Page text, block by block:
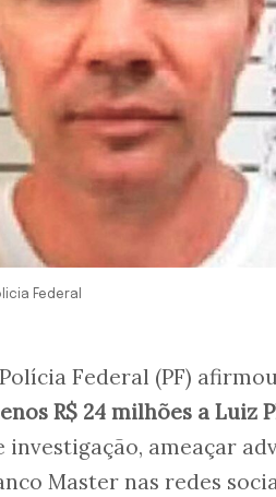
Federal
Federal (PF)
R$ 24 milhões a Luiz
investigação, ameaçar
Master nas redes